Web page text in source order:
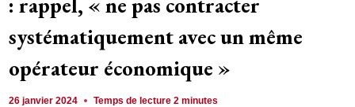
systématiquement avec un même
opérateur économique »
26 janvier 2024 Temps de lecture2 minutes